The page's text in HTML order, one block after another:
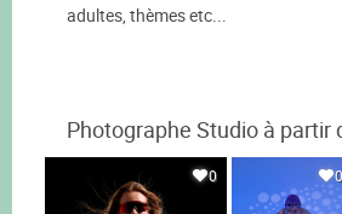
adultes, thèmes etc...
Photographe Studio à partir
0 0